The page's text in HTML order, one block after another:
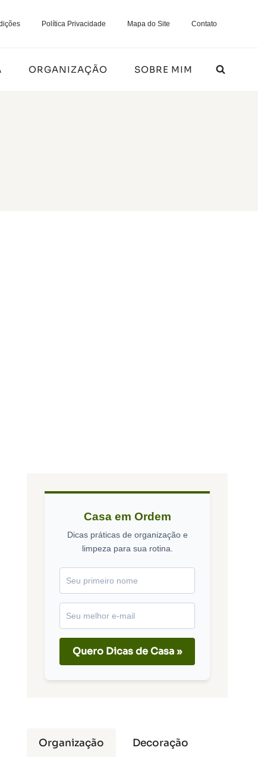
Política Privacidade Mapa do Site Contato
ORGANIZAÇÃO SOBRE MIM
Casa em Ordem
Dicas práticas de organização e
limpeza para sua rotina.
Quero Dicas de Casa »
Organização Decoração